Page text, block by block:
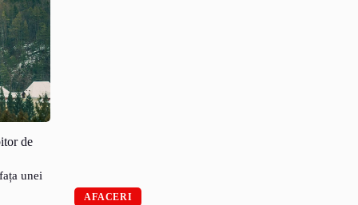
de
unei
AFACERI